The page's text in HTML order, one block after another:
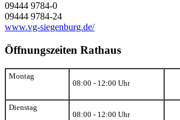
09444 9784-0
09444 9784-24
www.vg-siegenburg.de/
Öffnungszeiten Rathaus
Montag
08:00 - 12:00 Uhr
Dienstag
08:00 - 12:00 Uhr